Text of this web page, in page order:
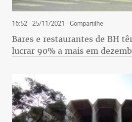
16:52 - 25/11/2021 - Compartilhe
Bares e restaurantes de BH
lucrar 90% a mais em